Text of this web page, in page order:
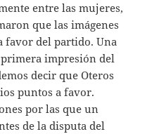
entre las mujeres,
que las imágenes
favor del partido. Una
primera impresión del
decir que Oteros
puntos a favor.
por las que un
de la disputa del